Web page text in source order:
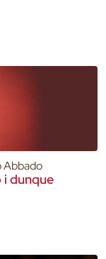
Abbado
i dunque